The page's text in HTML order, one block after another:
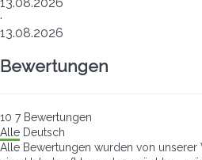
·
13.08.2026
Bewertungen
10 7 Bewertungen
Alle Deutsch
Alle Bewertungen wurden von